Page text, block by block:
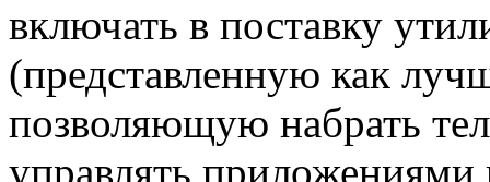
включать в поставку
(представленную как
позволяющую набрать
управлять приложениями